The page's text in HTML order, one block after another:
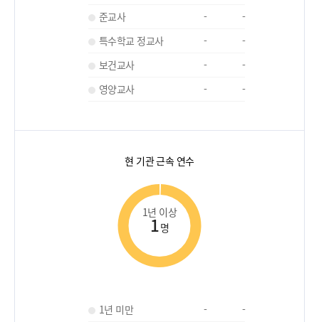
준교사
-
-
특수학교 정교사
-
-
보건교사
-
-
영양교사
- -
현 기관 근속 연수
1년 이상
1명
1년 미만 -
-